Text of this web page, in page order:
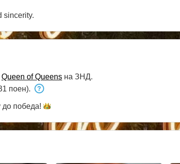
sincerity.
Queen of Queens на ЗНД.
поен).
до победа!